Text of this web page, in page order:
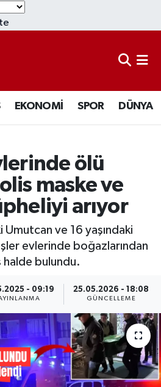
EKONOMİ SPOR DÜNYA
ölü
maske ve
arıyor
Umutcan ve 16 yaşındaki
evlerinde boğazlarından
halde bulundu.
- 09:19 25.05.2026 - 18:08
GÜNCELLEME
Haritası
ve Fikstür